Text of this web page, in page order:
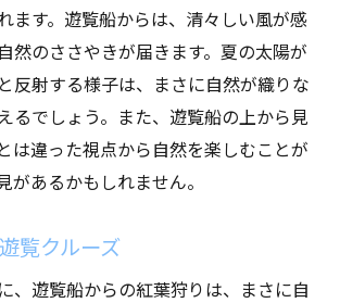
ます。遊覧船からは、清々しい風が感
然のささやきが届きます。夏の太陽が
反射する様子は、まさに自然が織りな
るでしょう。また、遊覧船の上から見
は違った視点から自然を楽しむことが
があるかもしれません。
覧クルーズ
、遊覧船からの紅葉狩りは、まさに自